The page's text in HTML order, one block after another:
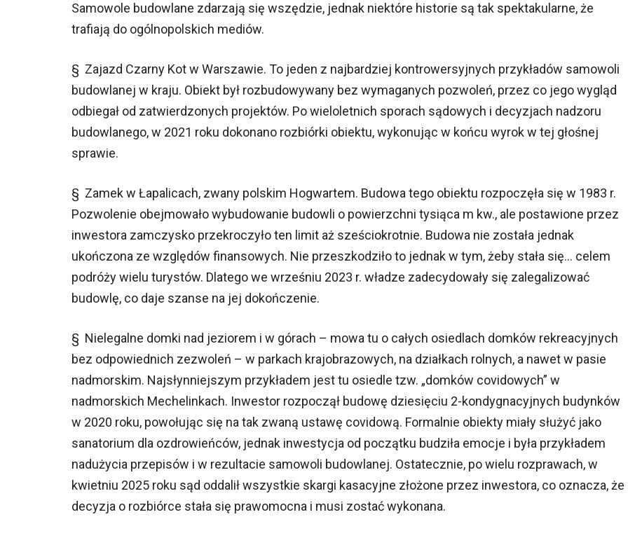
Samowole budowlane zdarzają się wszędzie, jednak niektóre historie są tak spektakularne, że
trafiają do ogólnopolskich mediów.
§ Zajazd Czarny Kot w Warszawie. To jeden z najbardziej kontrowersyjnych przykładów samowoli
budowlanej w kraju. Obiekt był rozbudowywany bez wymaganych pozwoleń, przez co jego wygląd
odbiegał od zatwierdzonych projektów. Po wieloletnich sporach sądowych i decyzjach nadzoru
budowlanego, w 2021 roku dokonano rozbiórki obiektu, wykonując w końcu wyrok w tej głośnej
sprawie.
§ Zamek w Łapalicach, zwany polskim Hogwartem. Budowa tego obiektu rozpoczęła się w 1983 r.
Pozwolenie obejmowało wybudowanie budowli o powierzchni tysiąca m kw., ale postawione przez
inwestora zamczysko przekroczyło ten limit aż sześciokrotnie. Budowa nie została jednak
ukończona ze względów finansowych. Nie przeszkodziło to jednak w tym, żeby stała się… celem
podróży wielu turystów. Dlatego we wrześniu 2023 r. władze zadecydowały się zalegalizować
budowlę, co daje szanse na jej dokończenie.
§ Nielegalne domki nad jeziorem i w górach – mowa tu o całych osiedlach domków rekreacyjnych
bez odpowiednich zezwoleń – w parkach krajobrazowych, na działkach rolnych, a nawet w pasie
nadmorskim. Najsłynniejszym przykładem jest tu osiedle tzw. „domków covidowych” w
nadmorskich Mechelinkach. Inwestor rozpoczął budowę dziesięciu 2-kondygnacyjnych budynków
w 2020 roku, powołując się na tak zwaną ustawę covidową. Formalnie obiekty miały służyć jako
sanatorium dla ozdrowieńców, jednak inwestycja od początku budziła emocje i była przykładem
nadużycia przepisów i w rezultacie samowoli budowlanej. Ostatecznie, po wielu rozprawach, w
kwietniu 2025 roku sąd oddalił wszystkie skargi kasacyjne złożone przez inwestora, co oznacza, że
decyzja o rozbiórce stała się prawomocna i musi zostać wykonana.